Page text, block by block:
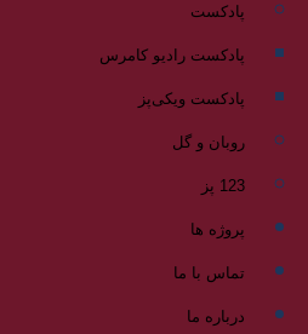
پادکست
پادکست رادیو کامرس
پادکست ویکی‌پز
روبان و گل
123 پز
پروژه ها
تماس با ما
درباره ما